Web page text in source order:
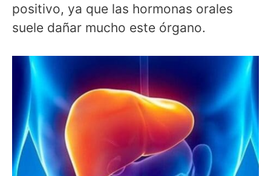
positivo, ya que las hormonas orales
suele dañar mucho este órgano.